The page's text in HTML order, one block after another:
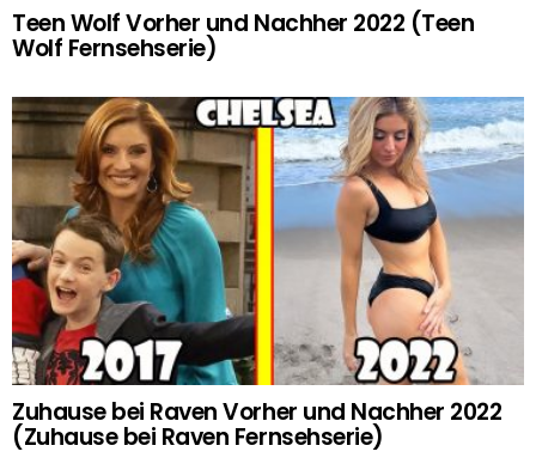
Teen Wolf Vorher und Nachher 2022 (Teen
Wolf Fernsehserie)
Zuhause bei Raven Vorher und Nachher 2022
(Zuhause bei Raven Fernsehserie)